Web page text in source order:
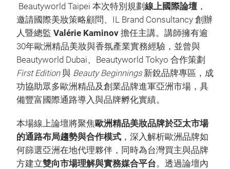
Beautyworld Taipei 本次特別規劃 線上國際論壇 ，
邀請國際美妝策略顧問、IL Brand Consultancy 創辦
人暨總監 Valérie Kaminov 擔任主講。講師擁有逾
30年歐洲精品美妝與香氛產業實務經驗，並曾與
Beautyworld Dubai、Beautyworld Tokyo 合作策劃
First Edition與 Beauty Beginnings新銳品牌專區，成
功協助眾多歐洲精品及創業品牌進軍亞洲市場，具
備豐富國際通路導入與品牌孵化實績。
本場線上論壇將聚焦歐洲精品美妝品牌於亞太市場
的通路布局趨勢與合作模式 ，深入解析歐洲品牌如
何篩選亞洲在地代理夥伴，同時為台灣買主與品牌
方建立雙向市場理解與實務媒合平台。透過論壇內